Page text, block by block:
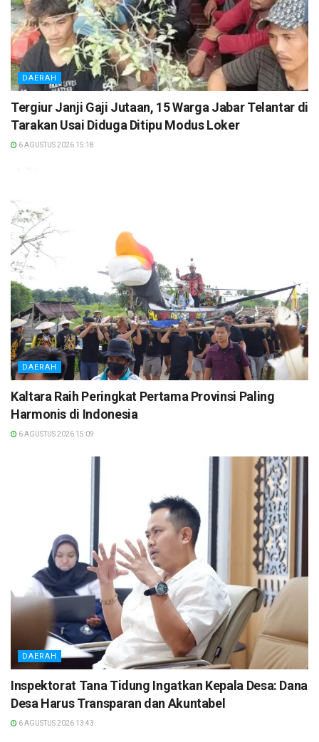
DAERAH
Tergiur Janji Gaji Jutaan, 15 Warga Jabar Telantar di
Tarakan Usai Diduga Ditipu Modus Loker
6 AGUSTUS 2026 15:18
DAERAH
Kaltara Raih Peringkat Pertama Provinsi Paling
Harmonis di Indonesia
6 AGUSTUS 2026 15:09
DAERAH
Inspektorat Tana Tidung Ingatkan Kepala Desa: Dana
Desa Harus Transparan dan Akuntabel
6 AGUSTUS 2026 13:43